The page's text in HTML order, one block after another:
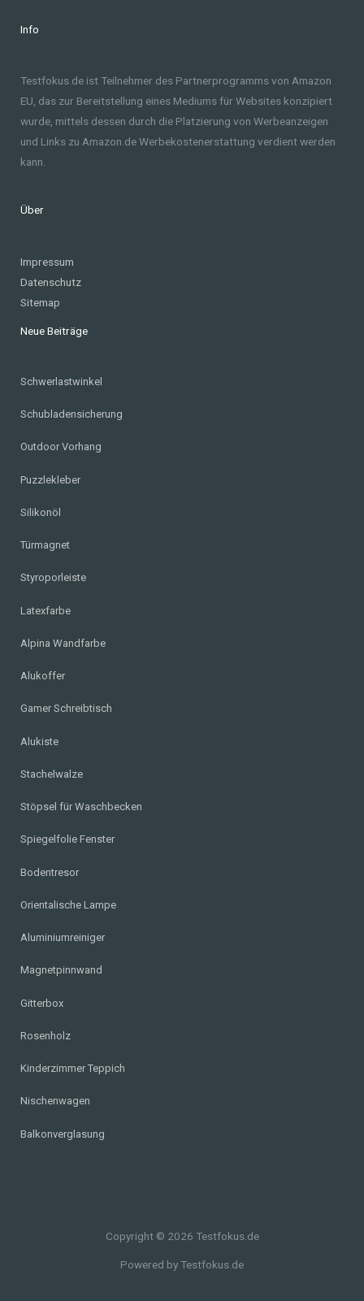
Info
Testfokus.de ist Teilnehmer des Partnerprogramms von Amazon
EU, das zur Bereitstellung eines Mediums für Websites konzipiert
wurde, mittels dessen durch die Platzierung von Werbeanzeigen
und Links zu Amazon.de Werbekostenerstattung verdient werden
kann.
Über
Impressum
Datenschutz
Sitemap
Neue Beiträge
Schwerlastwinkel
Schubladensicherung
Outdoor Vorhang
Puzzlekleber
Silikonöl
Türmagnet
Styroporleiste
Latexfarbe
Alpina Wandfarbe
Alukoffer
Gamer Schreibtisch
Alukiste
Stachelwalze
Stöpsel für Waschbecken
Spiegelfolie Fenster
Bodentresor
Orientalische Lampe
Aluminiumreiniger
Magnetpinnwand
Gitterbox
Rosenholz
Kinderzimmer Teppich
Nischenwagen
Balkonverglasung
Copyright © 2026 Testfokus.de
Powered by Testfokus.de